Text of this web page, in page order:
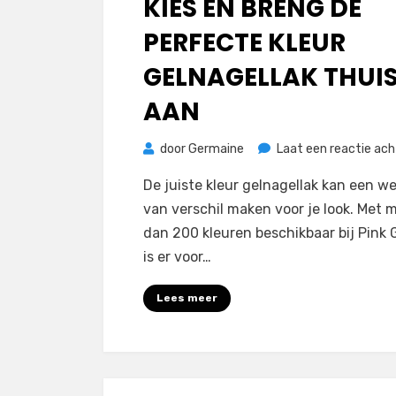
KIES EN BRENG DE
PERFECTE KLEUR
GELNAGELLAK
AAN
doorGermaine Laat een reactie
De juiste kleur gelnagellak kan een
van verschil maken voor je look. Met
dan 200 kleuren beschikbaar bij Pink
is er voor…
Lees meer